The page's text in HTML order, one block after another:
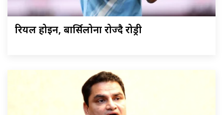
रियल होइन, बार्सिलोना रोज्दै रोड्री